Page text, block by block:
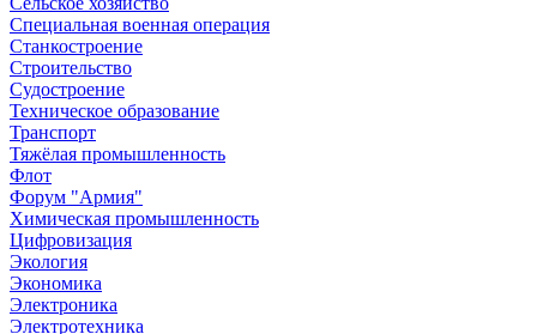
Специальная военная операция
Станкостроение
Строительство
Судостроение
Техническое образование
Транспорт
Тяжёлая промышленность
Флот
Форум "Армия"
Химическая промышленность
Цифровизация
Экология
Экономика
Электроника
Электротехника